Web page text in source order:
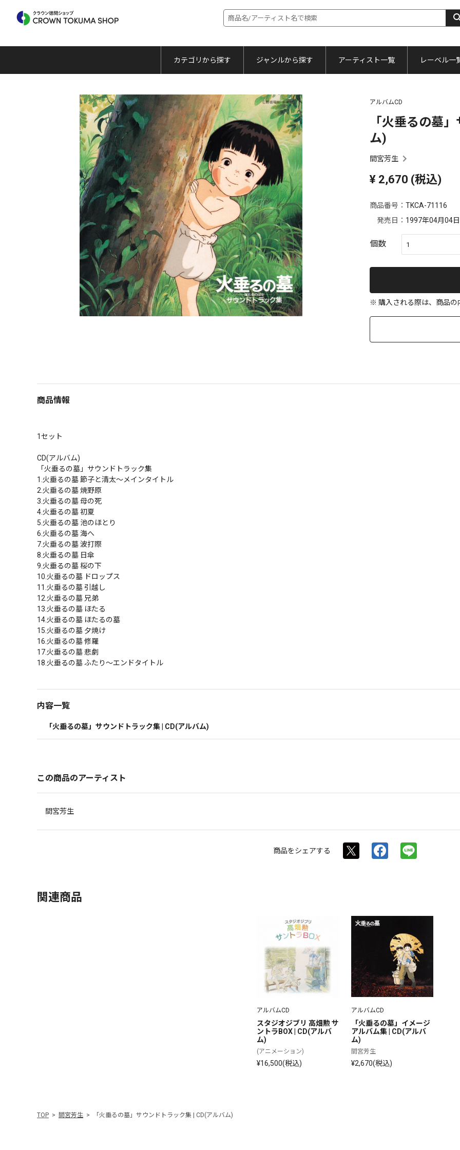
カテゴリから探す ジャンルから探す アーティスト一覧 レーベル一
アルバムCD
「火垂るの墓
ム)
間宮芳生
¥ 2,670 (税込)
商品番号： TKCA-71116
発売日： 1997年04月04日
個数
※ 購入される際は、商品の
商品情報
1セット
CD(アルバム)
「火垂るの墓」サウンドトラック集
1.火垂るの墓 節子と清太～メインタイトル
2.火垂るの墓 焼野原
3.火垂るの墓 母の死
4.火垂るの墓 初夏
5.火垂るの墓 池のほとり
6.火垂るの墓 海へ
7.火垂るの墓 波打際
8.火垂るの墓 日傘
9.火垂るの墓 桜の下
10.火垂るの墓 ドロップス
11.火垂るの墓 引越し
12.火垂るの墓 兄弟
13.火垂るの墓 ほたる
14.火垂るの墓 ほたるの墓
15.火垂るの墓 夕焼け
16.火垂るの墓 修羅
17.火垂るの墓 悲劇
18.火垂るの墓 ふたり～エンドタイトル
内容一覧
「火垂るの墓」サウンドトラック集 | CD(アルバム)
この商品のアーティスト
間宮芳生
商品をシェアする
関連商品
アルバムCD
スタジオジブリ 高畑勲 サ
ントラBOX | CD(アルバ
ム)
(アニメーション)
¥16,500(税込)
アルバムCD
「火垂るの墓」イメージ
アルバム集 | CD(アルバ
ム)
間宮芳生
¥2,670(税込)
TOP 間宮芳生 「火垂るの墓」サウンドトラック集 | CD(アルバム)